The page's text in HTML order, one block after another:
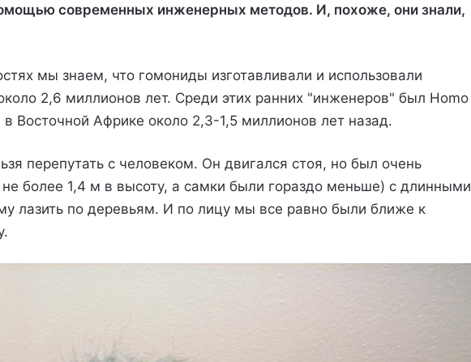
современных инженерных методов. И, похоже, они знали,
мы знаем, что гомониды изготавливали и использовали
2,6 миллионов лет. Среди этих ранних "инженеров" был Homo
Восточной Африке около 2,3-1,5 миллионов лет назад.
перепутать с человеком. Он двигался стоя, но был очень
более 1,4 м в высоту, а самки были гораздо меньше) с длинными
лазить по деревьям. И по лицу мы все равно были ближе к